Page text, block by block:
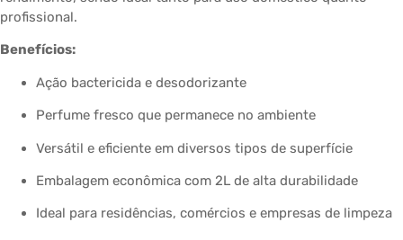
profissional.
Benefícios:
Ação bactericida e desodorizante
Perfume fresco que permanece no ambiente
Versátil e eficiente em diversos tipos de superfície
Embalagem econômica com 2L de alta durabilidade
Ideal para residências, comércios e empresas de limpeza